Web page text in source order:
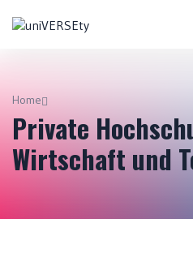
Home
Private
Wirtschaft und